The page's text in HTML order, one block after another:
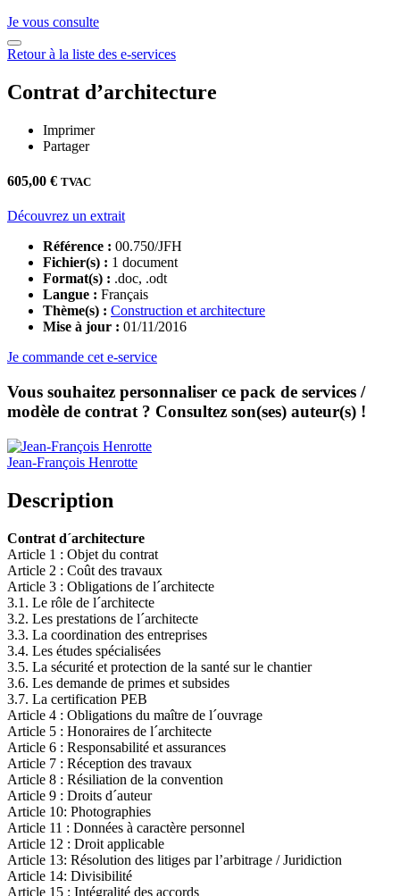
Je vous consulte
Retour à la liste des e-services
Contrat d’architecture
Imprimer
Partager
605,00 € TVAC
Découvrez un extrait
Référence : 00.750/JFH
Fichier(s) : 1 document
Format(s) : .doc, .odt
Langue : Français
Thème(s) : Construction et architecture
Mise à jour : 01/11/2016
Je commande cet e-service
Vous souhaitez personnaliser ce pack de services /
modèle de contrat ? Consultez son(ses) auteur(s) !
Jean-François Henrotte
Description
Contrat d´architecture
Article 1 : Objet du contrat
Article 2 : Coût des travaux
Article 3 : Obligations de l´architecte
3.1. Le rôle de l´architecte
3.2. Les prestations de l´architecte
3.3. La coordination des entreprises
3.4. Les études spécialisées
3.5. La sécurité et protection de la santé sur le chantier
3.6. Les demande de primes et subsides
3.7. La certification PEB
Article 4 : Obligations du maître de l´ouvrage
Article 5 : Honoraires de l´architecte
Article 6 : Responsabilité et assurances
Article 7 : Réception des travaux
Article 8 : Résiliation de la convention
Article 9 : Droits d´auteur
Article 10: Photographies
Article 11 : Données à caractère personnel
Article 12 : Droit applicable
Article 13: Résolution des litiges par l’arbitrage / Juridiction
Article 14: Divisibilité
Article 15 : Intégralité des accords